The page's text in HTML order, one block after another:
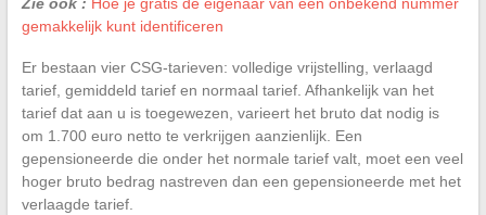
gemakkelijk kunt identificeren
Er bestaan vier CSG-tarieven: volledige vrijstelling, verlaagd
tarief, gemiddeld tarief en normaal tarief. Afhankelijk van het
tarief dat aan u is toegewezen, varieert het bruto dat nodig is
om 1.700 euro netto te verkrijgen aanzienlijk. Een
gepensioneerde die onder het normale tarief valt, moet een veel
hoger bruto bedrag nastreven dan een gepensioneerde met het
verlaagde tarief.